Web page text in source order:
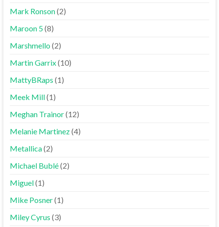
Mark Ronson(2)
Maroon 5(8)
Marshmello(2)
Martin Garrix(10)
MattyBRaps (1)
Meek Mill(1)
Meghan Trainor(12)
Melanie Martinez(4)
Metallica(2)
Michael Bublé(2)
Miguel(1)
Mike Posner(1)
Miley Cyrus (3)